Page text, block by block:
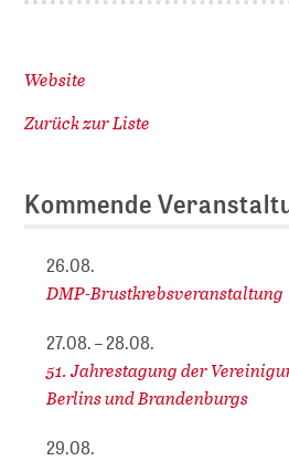
Website
Zurück zur Liste
Kommende
26.08.
DMP-Brustkrebsveranstaltung
27.08. – 28.08.
51. Jahrestagung der
Berlins und Brandenburgs
29.08.